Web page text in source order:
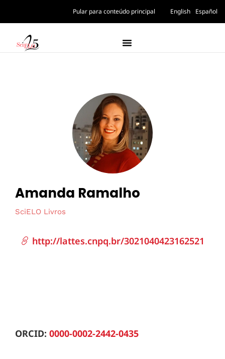
Pular para conteúdo principal English Español
Amanda Ramalho
SciELO Livros
http://lattes.cnpq.br/3021040423162521
ORCID: 0000-0002-2442-0435